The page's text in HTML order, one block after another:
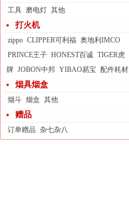
工具 磨电灯 其他
打火机
zippo CLIPPER可利福 奥地利IMCO
PRINCE王子 HONEST百诚 TIGER虎
牌 JOBON中邦 YIBAO易宝 配件耗材
烟具烟盒
烟斗 烟盒 其他
赠品
订单赠品 杂七杂八